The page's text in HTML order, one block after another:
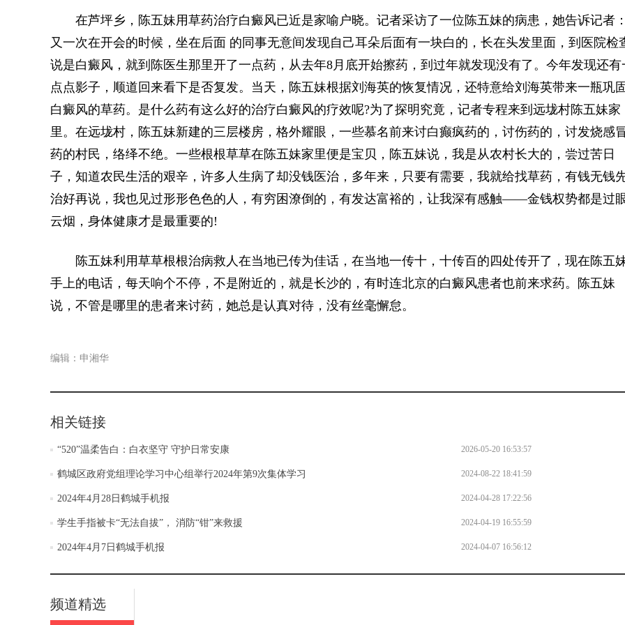
在芦坪乡，陈五妹用草药治疗白癜风已近是家喻户晓。记者采访了一位陈五妹的病患，她告诉记者：
又一次在开会的时候，坐在后面 的同事无意间发现自己耳朵后面有一块白的，长在头发里面，到医院检
说是白癜风，就到陈医生那里开了一点药，从去年8月底开始擦药，到过年就发现没有了。今年发现还有
点点影子，顺道回来看下是否复发。当天，陈五妹根据刘海英的恢复情况，还特意给刘海英带来一瓶巩固
白癜风的草药。是什么药有这么好的治疗白癜风的疗效呢?为了探明究竟，记者专程来到远垅村陈五妹家
里。在远垅村，陈五妹新建的三层楼房，格外耀眼，一些慕名前来讨白癫疯药的，讨伤药的，讨发烧感
药的村民，络绎不绝。一些根根草草在陈五妹家里便是宝贝，陈五妹说，我是从农村长大的，尝过苦日
子，知道农民生活的艰辛，许多人生病了却没钱医治，多年来，只要有需要，我就给找草药，有钱无钱
治好再说，我也见过形形色色的人，有穷困潦倒的，有发达富裕的，让我深有感触——金钱权势都是过
云烟，身体健康才是最重要的!
陈五妹利用草草根根治病救人在当地已传为佳话，在当地一传十，十传百的四处传开了，现在陈五
手上的电话，每天响个不停，不是附近的，就是长沙的，有时连北京的白癜风患者也前来求药。陈五妹
说，不管是哪里的患者来讨药，她总是认真对待，没有丝毫懈怠。
编辑：申湘华
相关链接
“520”温柔告白：白衣坚守 守护日常安康 2026-05-20 16:53:57
鹤城区政府党组理论学习中心组举行2024年第9次集体学习 2024-08-22 18:41:59
2024年4月28日鹤城手机报 2024-04-28 17:22:56
学生手指被卡“无法自拔”， 消防“钳”来救援 2024-04-19 16:55:59
2024年4月7日鹤城手机报 2024-04-07 16:56:12
频道精选